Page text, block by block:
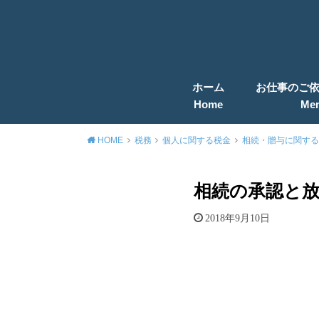
ホーム
Home
お仕事のご
HOME 税務 個人に関する税金 相続・贈与に関す
相続の承認と
2018年9月10日